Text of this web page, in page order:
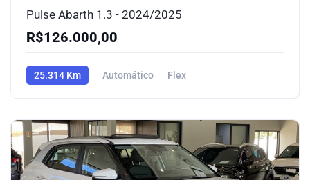
Pulse Abarth 1.3 - 2024/2025
R$126.000,00
25.314 Km Automático Flex